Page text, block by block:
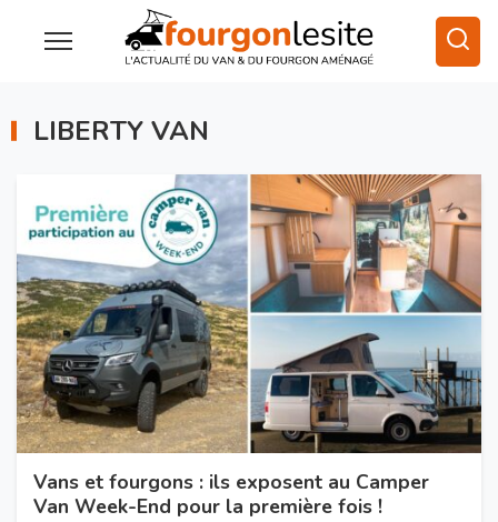
LIBERTY VAN
Vans et fourgons : ils exposent au Camper
Van Week-End pour la première fois !